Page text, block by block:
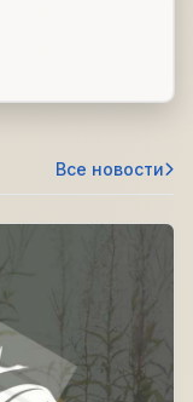
Все новости